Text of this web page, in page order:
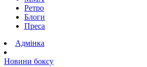
Ретро
Блоги
Преса
Адмінка
Новини боксу